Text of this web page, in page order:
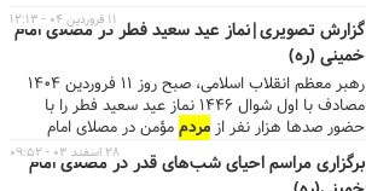
هفتمین دوره نمایشگاه پوشاک ایرانی اسلامی هدی
انجمن فعالان حوزه عفاف و حجاب ۰۲۱-۸۸۵۵۸۵۷۴
جشنواره موادغذایی و سوغات استان‌ها شرکت توسعه
نمایشگاهی پارسیان الوند ۰۲۱-۸۸۹۲۵۴۹۲ ۱۴۰۴/۰۳/۲۱
۱۴۰۴/۰۳/۲۵ از ۱۵ تا ۲۲ برگزارشد نمایشگاه عینک و
تجهیزات وابسته شرکت توسعه نمایشگاهی پارسیان
الوند ۰۲۱-۸۸۹۲۵۴۹۲ ۱۴۰۴/۰۳/۲۸ ۱۴۰۴/۰۳/۳۰ از ۱۰
گزارش تصویری|نماز عید سعید فطر در مصلای امام
خمینی (ره)
رهبر معظم انقلاب اسلامی، ‌صبح روز ۱۱ فروردین ۱۴۰۴
مصادف با اول شوال ۱۴۴۶ نماز عید سعید فطر را با
حضور صدها هزار نفر ازمردممؤمن در مصلای امام
خمینی (ره) تهران اقامه کردند.
۱۱ فروردین ۰۴ - ۱۲:۱۳
برگزاری مراسم احیای شب‌های قدر در مصلای امام
۲۸ اسفند ۰۳ - ۰۹:۵۲